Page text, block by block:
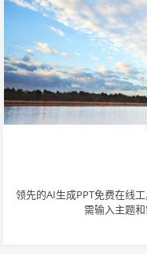
领先的AI生成PPT免费在线
需输入主题和